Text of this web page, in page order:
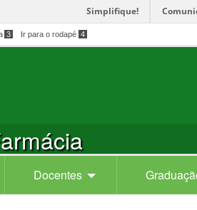
Simplifique!
3 Ir para o rodapé 4
Docentes